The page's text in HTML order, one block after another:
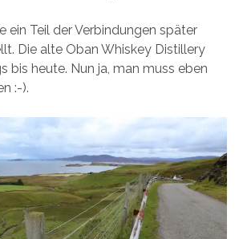
ein Teil der Verbindungen später
Die alte Oban Whiskey Distillery
bis heute. Nun ja, man muss eben
:-).